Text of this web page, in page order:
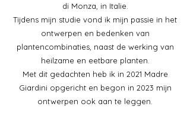
di Monza, in Italie.
Tijdens mijn studie vond ik mijn passie in het
ontwerpen en bedenken van
plantencombinaties, naast de werking van
heilzame en eetbare planten.
Met dit gedachten heb ik in 2021 Madre
Giardini opgericht en begon in 2023 mijn
ontwerpen ook aan te leggen.